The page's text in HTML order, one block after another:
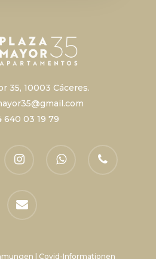
35, 10003 Cáceres.
640 03 19 79
Mail
Covid-Informationen